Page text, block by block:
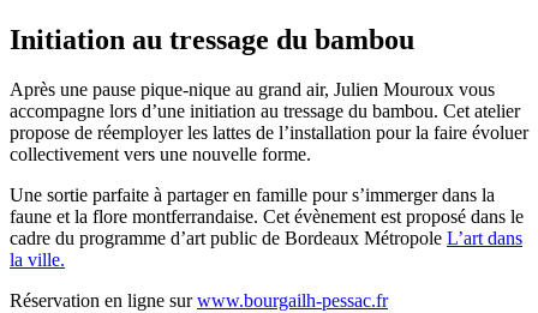
Initiation au tressage du bambou
Après une pause pique-nique au grand air, Julien Mouroux vous
accompagne lors d’une initiation au tressage du bambou. Cet atelier
propose de réemployer les lattes de l’installation pour la faire évoluer
collectivement vers une nouvelle forme.
Une sortie parfaite à partager en famille pour s’immerger dans la
faune et la flore montferrandaise. Cet évènement est proposé dans le
cadre du programme d’art public de Bordeaux Métropole L’art dans
la ville.
Réservation en ligne surwww.bourgailh-pessac.fr